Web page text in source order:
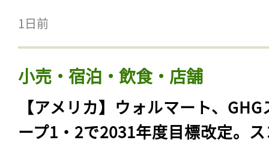
1日前
小売・宿泊・飲食・店舗
【アメリカ】ウォルマート、GHG
ープ1・2で2031年度目標改定。